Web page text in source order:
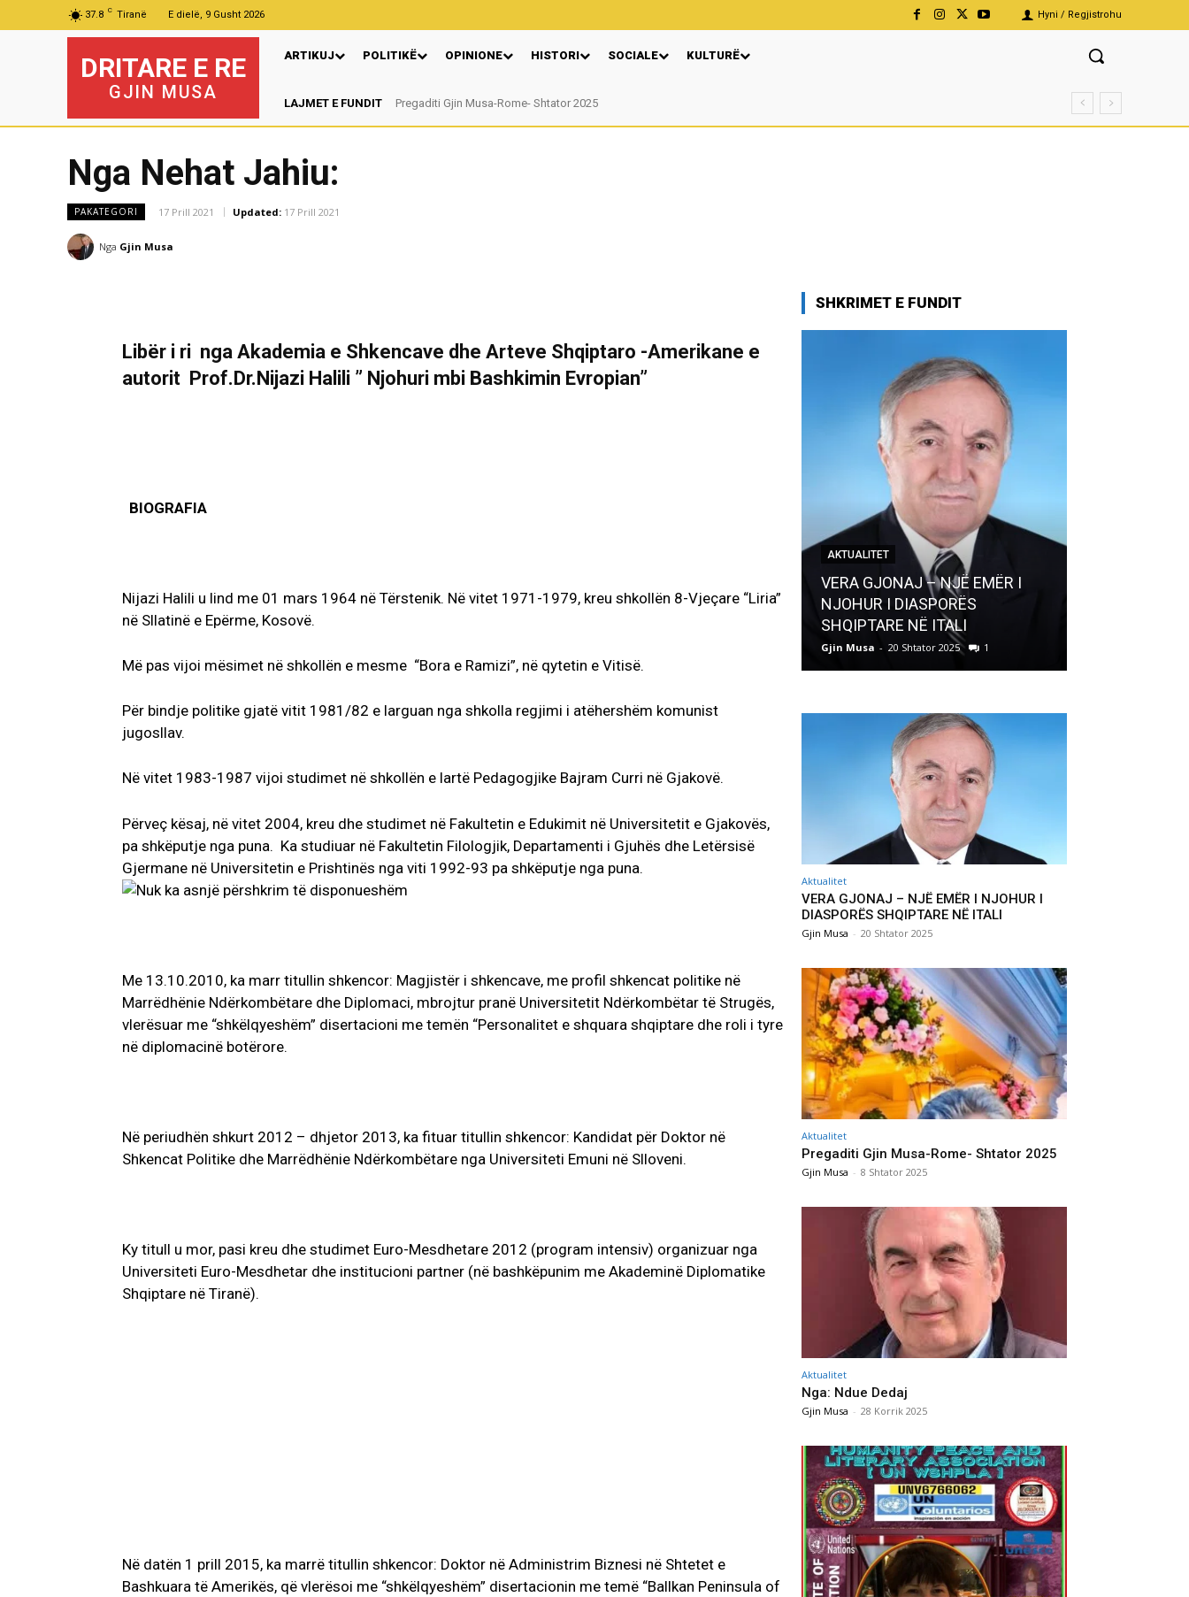
37.8 C Tiranë E dielë, 9 Gusht 2026 Hyni / Regjistrohu
DRITARE E RE
GJIN MUSA
ARTIKUJ POLITIKË OPINIONE HISTORI SOCIALE KULTURË
LAJMET E FUNDIT Pregaditi Gjin Musa-Rome- Shtator 2025
Nga: Ndue Dedaj
Nga Nehat Jahiu:
PAKATEGORI 17 Prill 2021 Updated: 17 Prill 2021
Nga Gjin Musa
Libër i ri nga Akademia e Shkencave dhe Arteve Shqiptaro -Amerikane e
autorit Prof.Dr.Nijazi Halili ” Njohuri mbi Bashkimin Evropian”
BIOGRAFIA
Nijazi Halili u lind me 01 mars 1964 në Tërstenik. Në vitet 1971-1979, kreu shkollën 8-Vjeçare “Liria”
në Sllatinë e Epërme, Kosovë.
Më pas vijoi mësimet në shkollën e mesme “Bora e Ramizi”, në qytetin e Vitisë.
Për bindje politike gjatë vitit 1981/82 e larguan nga shkolla regjimi i atëhershëm komunist
jugosllav.
Në vitet 1983-1987 vijoi studimet në shkollën e lartë Pedagogjike Bajram Curri në Gjakovë.
Përveç kësaj, në vitet 2004, kreu dhe studimet në Fakultetin e Edukimit në Universitetit e Gjakovës,
pa shkëputje nga puna. Ka studiuar në Fakultetin Filologjik, Departamenti i Gjuhës dhe Letërsisë
Gjermane në Universitetin e Prishtinës nga viti 1992-93 pa shkëputje nga puna.
Me 13.10.2010, ka marr titullin shkencor: Magjistër i shkencave, me profil shkencat politike në
Marrëdhënie Ndërkombëtare dhe Diplomaci, mbrojtur pranë Universitetit Ndërkombëtar të Strugës,
vlerësuar me “shkëlqyeshëm” disertacioni me temën “Personalitet e shquara shqiptare dhe roli i tyre
në diplomacinë botërore.
Në periudhën shkurt 2012 – dhjetor 2013, ka fituar titullin shkencor: Kandidat për Doktor në
Shkencat Politike dhe Marrëdhënie Ndërkombëtare nga Universiteti Emuni në Slloveni.
Ky titull u mor, pasi kreu dhe studimet Euro-Mesdhetare 2012 (program intensiv) organizuar nga
Universiteti Euro-Mesdhetar dhe institucioni partner (në bashkëpunim me Akademinë Diplomatike
Shqiptare në Tiranë).
Në datën 1 prill 2015, ka marrë titullin shkencor: Doktor në Administrim Biznesi në Shtetet e
Bashkuara të Amerikës, që vlerësoi me “shkëlqyeshëm” disertacionin me temë “Ballkan Peninsula of
SHKRIMET E FUNDIT
AKTUALITET
VERA GJONAJ – NJË EMËR I
NJOHUR I DIASPORËS
SHQIPTARE NË ITALI
Gjin Musa - 20 Shtator 2025 1
Aktualitet
VERA GJONAJ – NJË EMËR I NJOHUR I
DIASPORËS SHQIPTARE NË ITALI
Gjin Musa - 20 Shtator 2025
Aktualitet
Pregaditi Gjin Musa-Rome- Shtator 2025
Gjin Musa - 8 Shtator 2025
Aktualitet
Nga: Ndue Dedaj
Gjin Musa - 28 Korrik 2025